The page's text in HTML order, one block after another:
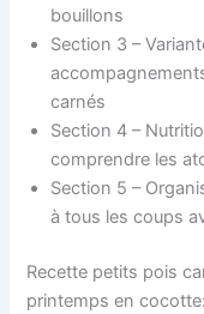
bouillons
Section 3 –
carnés
Section 4 –
comprendre les
Section 5 –
à tous les coups
Recette petits pois
printemps en